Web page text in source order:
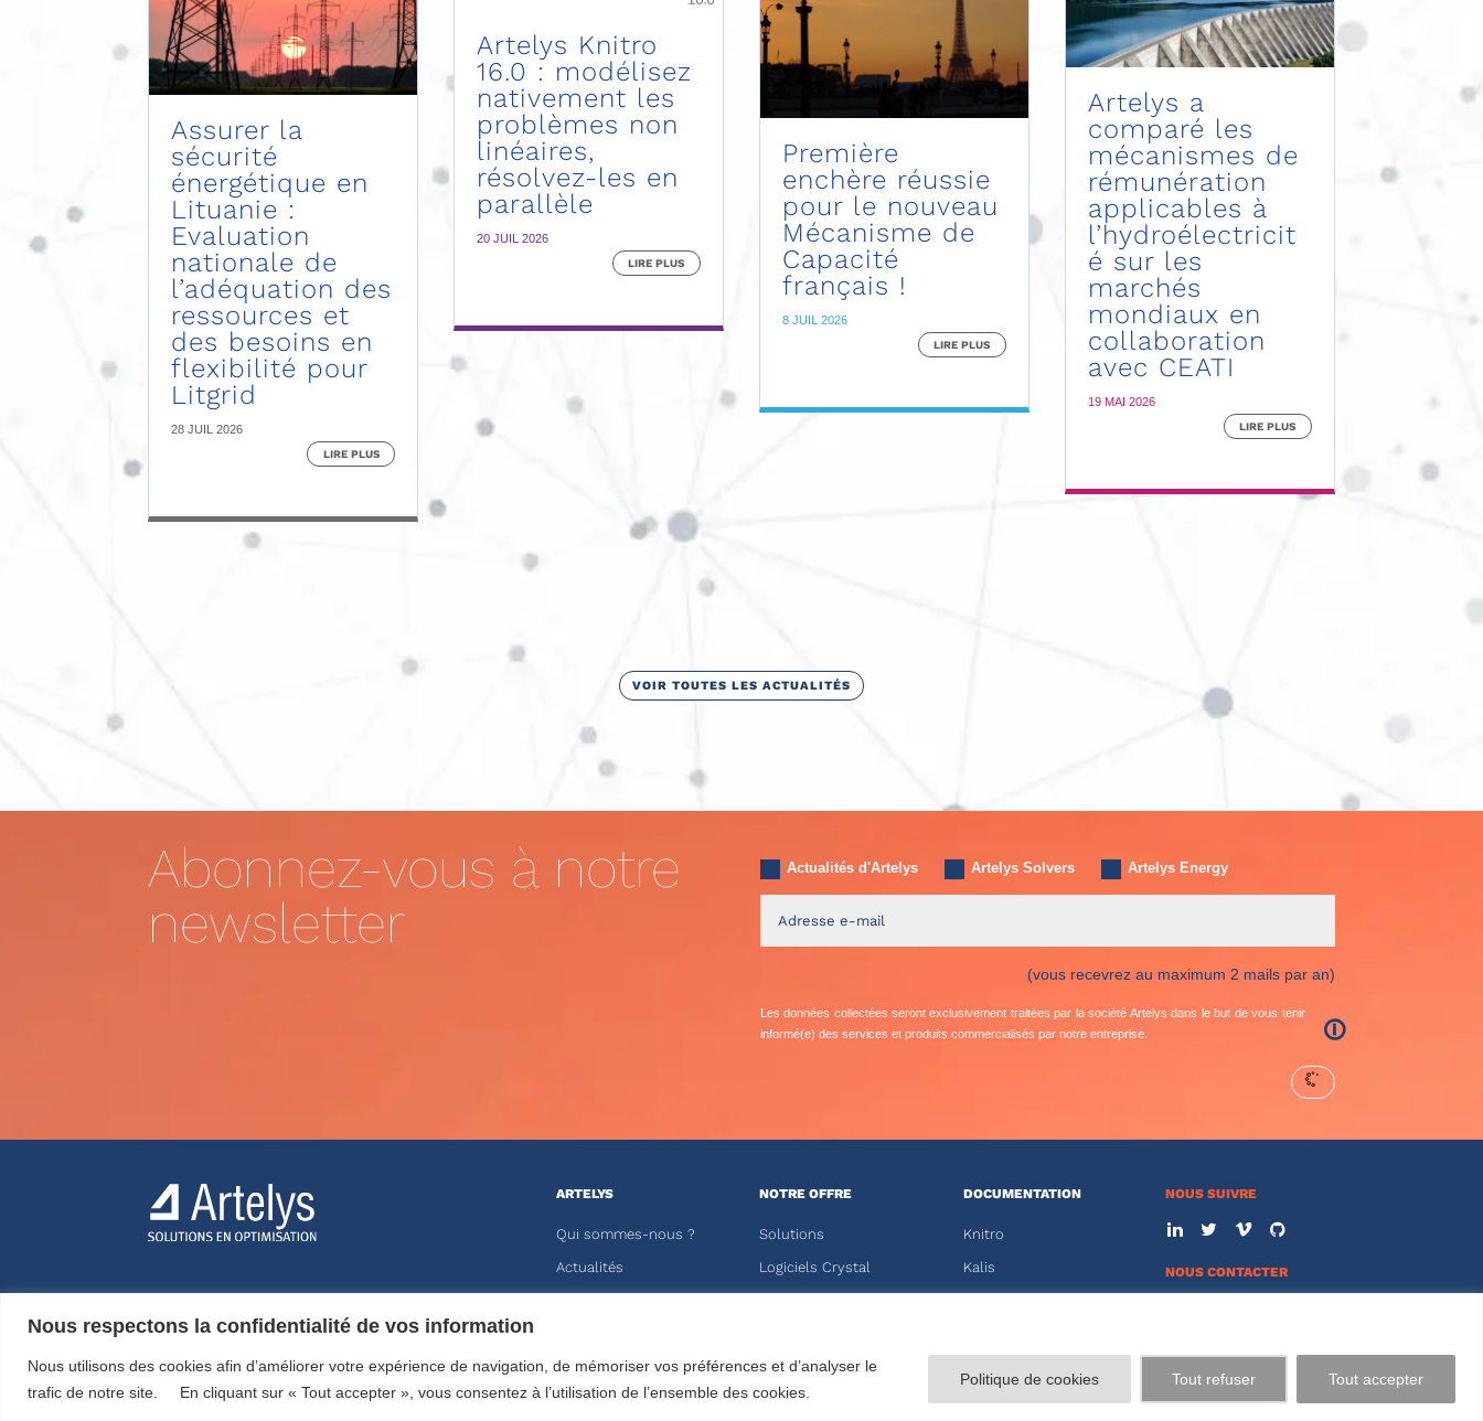
Nous respectons la confidentialité de vos information
Nous utilisons des cookies afin d’améliorer votre expérience de navigation, de mémoriser vos préférences et d’analyser le
trafic de notre site. En cliquant sur « Tout accepter », vous consentez à l’utilisation de l’ensemble des cookies.
Politique de cookies Tout refuser Tout accepter
Assurer la
sécurité
énergétique en
Lituanie :
Evaluation
nationale de
l’adéquation des
ressources et
des besoins en
flexibilité pour
Litgrid
28 JUIL 2026
LIRE PLUS
Artelys Knitro
16.0 : modélisez
nativement les
problèmes non
linéaires,
résolvez-les en
parallèle
20 JUIL 2026
LIRE PLUS
Première
enchère réussie
pour le nouveau
Mécanisme de
Capacité
français !
8 JUIL 2026
LIRE PLUS
Artelys a
comparé les
mécanismes de
rémunération
applicables à
l’hydroélectricit
é sur les
marchés
mondiaux en
collaboration
avec CEATI
19 MAI 2026
LIRE PLUS
VOIR TOUTES LES ACTUALITÉS
Abonnez-vous à notre
newsletter
Actualités d'Artelys Artelys Solvers Artelys Energy
(vous recevrez au maximum 2 mails par an)
Les données collectées seront exclusivement traitées par la société Artelys dans le but de vous tenir
informé(e) des services et produits commercialisés par notre entreprise.
🛈
ARTELYS
Qui sommes-nous ?
Actualités
NOTRE OFFRE
Solutions
Logiciels Crystal
DOCUMENTATION
Knitro
Kalis
NOUS SUIVRE
NOUS CONTACTER
© ARTELYS 2026 • Tous droits réservés •